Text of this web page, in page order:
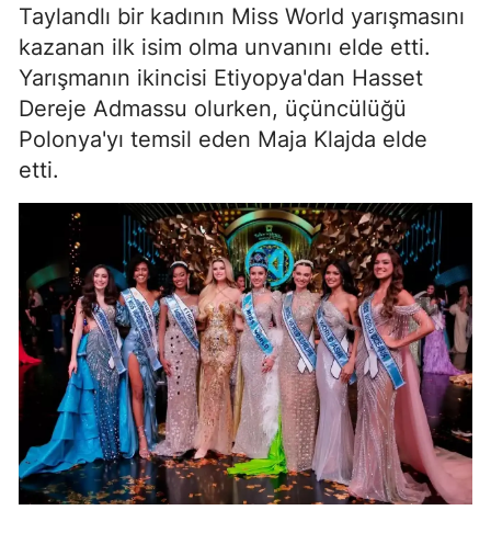
Taylandlı bir kadının Miss World yarışmasını
kazanan ilk isim olma unvanını elde etti.
Yarışmanın ikincisi Etiyopya'dan Hasset
Dereje Admassu olurken, üçüncülüğü
Polonya'yı temsil eden Maja Klajda elde
etti.